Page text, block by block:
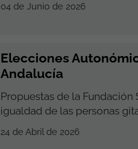
04 de Junio de 2026
Elecciones
Andalucía
Propuestas de la Fundación
igualdad de las personas
24 de Abril de 2026